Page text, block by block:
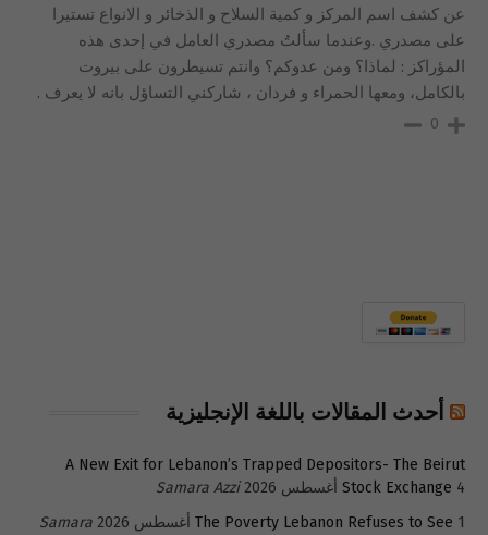
عن كشف اسم المركز و كمية السلاح و الذخائر و الانواع تستيرا
على مصدري .وعندما سألتُ مصدري العامل في إحدى هذه
المؤراكز : لماذا؟ ومن عدوكم؟ وانتم تسيطرون على بيروت
بالكامل، ومعها الحمراء و فردان ، شاركني التساؤل بانه لا يعرف .
0
أحدث المقالات باللغة الإنجليزية
A New Exit for Lebanon’s Trapped Depositors- The Beirut
Stock Exchange 4 أغسطس 2026
Samara Azzi
The Poverty Lebanon Refuses to See 1 أغسطس 2026
Samara